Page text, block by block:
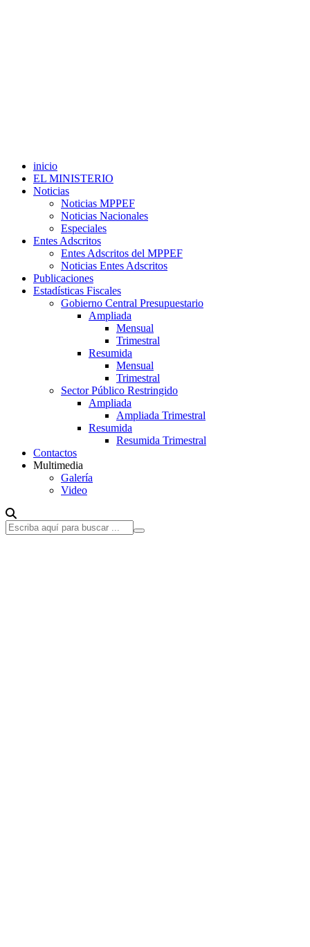
inicio
EL MINISTERIO
Noticias
Noticias MPPEF
Noticias Nacionales
Especiales
Entes Adscritos
Entes Adscritos del MPPEF
Noticias Entes Adscritos
Publicaciones
Estadísticas Fiscales
Gobierno Central Presupuestario
Ampliada
Mensual
Trimestral
Resumida
Mensual
Trimestral
Sector Público Restringido
Ampliada
Ampliada Trimestral
Resumida
Resumida Trimestral
Contactos
Multimedia
Galería
Video